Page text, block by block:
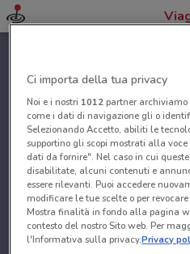
Ci importa della tua privacy
Noi e i nostri 1012partner
come i dati di navigazione gli o
Selezionando Accetto, abiliti le
supportino gli scopi mostrati alla
dati da fornire". Nel caso in cui
disabilitate, alcuni contenuti e
essere rilevanti. Puoi accedere
modificare le tue scelte o per
Mostra finalità in fondo alla pagina
contesto del nostro Sito web. Per
l'Informativa sulla privacy.Privacy